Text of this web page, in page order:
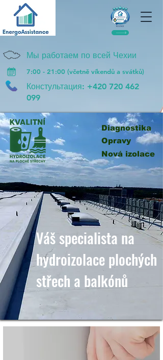
Мы работаем по всей Чехии
7:00 - 21:00 (včetně víkendů a svátků)
Констультация: +420 720 462
099
Diagnostika
Opravy
Nová izolace
Váš specialista na
hydroizolace plochých
střech a balkónů